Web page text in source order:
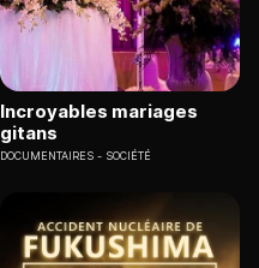
Incroyables mariages
gitans
DOCUMENTAIRES SOCIÉTÉ